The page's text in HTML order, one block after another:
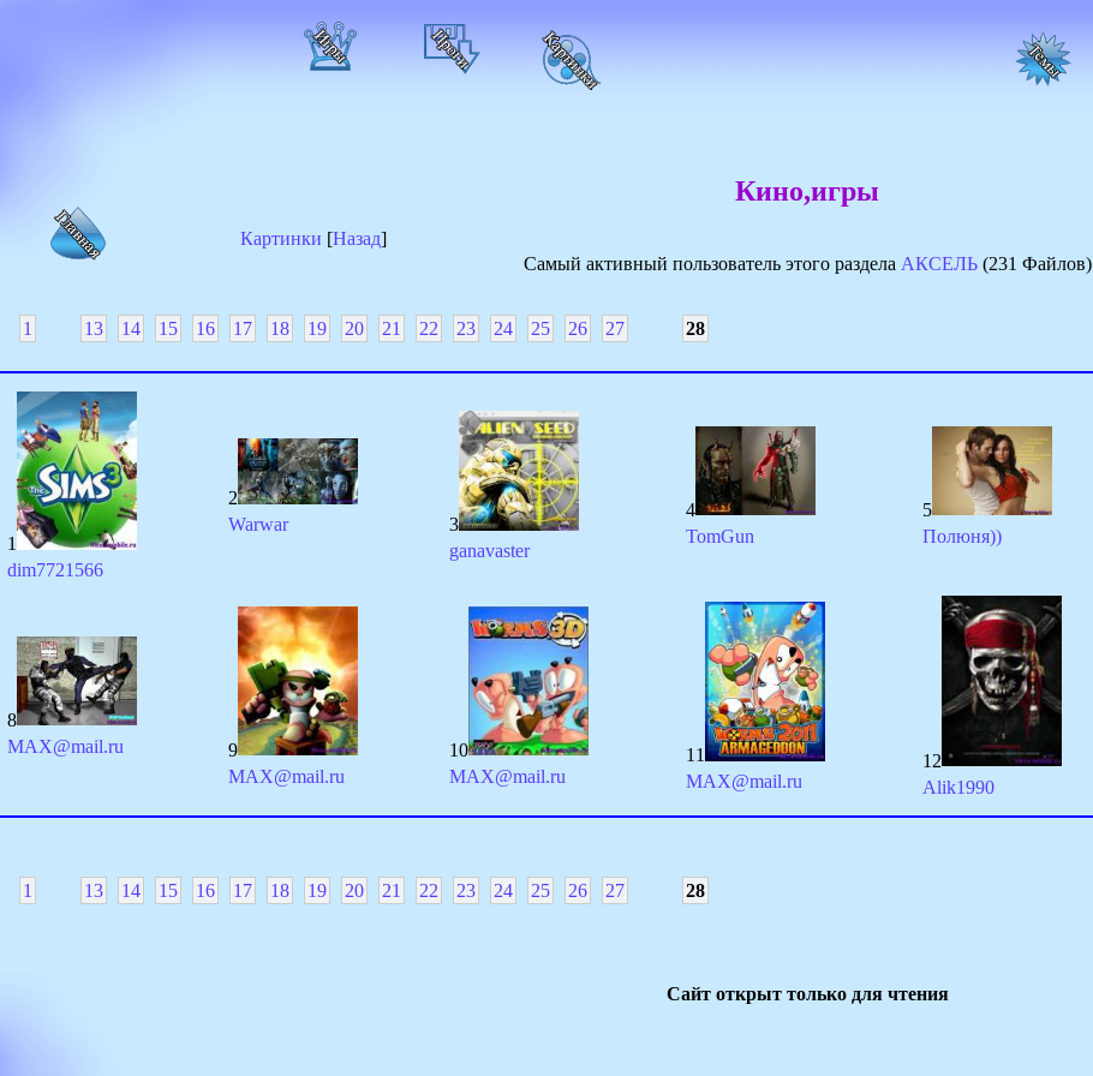
Картинки [Назад]
Кино,игры
Самый активный пользователь этого раздела АКСЕЛЬ(231 Файлов)
1 13 14 15 16 17 18 19 20 21 22 23 24 25 26 27 28
1
dim7721566
2
Warwar
3
ganavaster
4
TomGun
5
Полюня))
8
MAX@mail.ru
9
MAX@mail.ru
10
MAX@mail.ru
11
MAX@mail.ru
12
Alik1990
1 13 14 15 16 17 18 19 20 21 22 23 24 25 26 27 28
Сайт открыт только для чтения